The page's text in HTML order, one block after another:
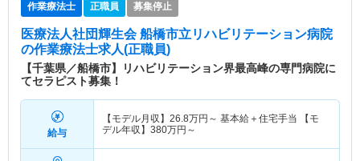
作業療法士 正職員 募集停止
医療法人社団輝生会 船橋市立リハビリテーション病院
の作業療法士求人(正職員)
【千葉県／船橋市】リハビリテーション界最高峰の専門病院に
てセラピスト募集！
給与
【モデル月収】 26.8万円～ 基本給＋住宅手当 【モ
デル年収】 380万円～